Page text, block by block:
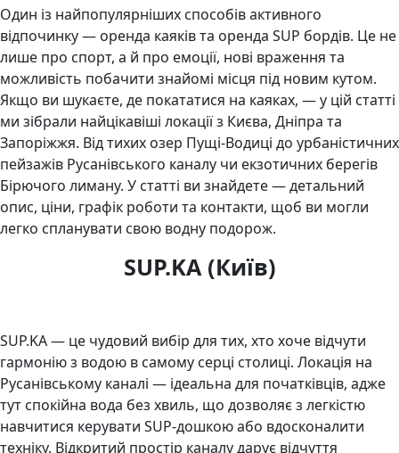
Один із найпопулярніших способів активного
відпочинку — оренда каяків та оренда SUP бордів. Це не
лише про спорт, а й про емоції, нові враження та
можливість побачити знайомі місця під новим кутом.
Якщо ви шукаєте, де покататися на каяках, — у цій статті
ми зібрали найцікавіші локації з Києва, Дніпра та
Запоріжжя. Від тихих озер Пущі-Водиці до урбаністичних
пейзажів Русанівського каналу чи екзотичних берегів
Бірючого лиману. У статті ви знайдете — детальний
опис, ціни, графік роботи та контакти, щоб ви могли
легко спланувати свою водну подорож.
SUP.KA (Київ)
SUP.KA — це чудовий вибір для тих, хто хоче відчути
гармонію з водою в самому серці столиці. Локація на
Русанівському каналі — ідеальна для початківців, адже
тут спокійна вода без хвиль, що дозволяє з легкістю
навчитися керувати SUP-дошкою або вдосконалити
техніку. Відкритий простір каналу дарує відчуття